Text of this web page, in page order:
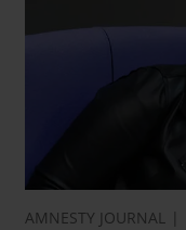
AMNESTY JOURNAL